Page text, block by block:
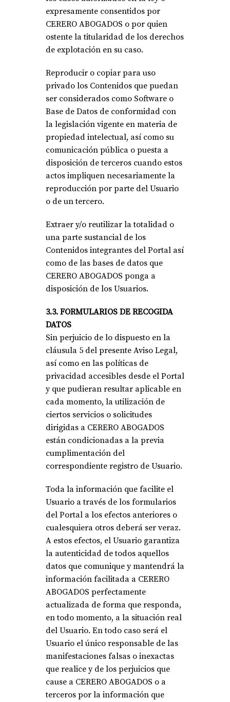
expresamente consentidos por
CERERO ABOGADOS o por quien
ostente la titularidad de los derechos
de explotación en su caso.
Reproducir o copiar para uso
privado los Contenidos que puedan
ser considerados como Software o
Base de Datos de conformidad con
la legislación vigente en materia de
propiedad intelectual, así como su
comunicación pública o puesta a
disposición de terceros cuando estos
actos impliquen necesariamente la
reproducción por parte del Usuario
o de un tercero.
Extraer y/o reutilizar la totalidad o
una parte sustancial de los
Contenidos integrantes del Portal así
como de las bases de datos que
CERERO ABOGADOS ponga a
disposición de los Usuarios.
3.3. FORMULARIOS DE RECOGIDA
DATOS
Sin perjuicio de lo dispuesto en la
cláusula 5 del presente Aviso Legal,
así como en las políticas de
privacidad accesibles desde el Portal
y que pudieran resultar aplicable en
cada momento, la utilización de
ciertos servicios o solicitudes
dirigidas a CERERO ABOGADOS
están condicionadas a la previa
cumplimentación del
correspondiente registro de Usuario.
Toda la información que facilite el
Usuario a través de los formularios
del Portal a los efectos anteriores o
cualesquiera otros deberá ser veraz.
A estos efectos, el Usuario garantiza
la autenticidad de todos aquellos
datos que comunique y mantendrá la
información facilitada a CERERO
ABOGADOS perfectamente
actualizada de forma que responda,
en todo momento, a la situación real
del Usuario. En todo caso será el
Usuario el único responsable de las
manifestaciones falsas o inexactas
que realice y de los perjuicios que
cause a CERERO ABOGADOS o a
terceros por la información que